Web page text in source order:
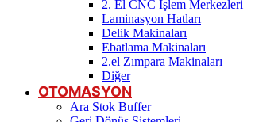
2. El CNC İşlem Merkezleri
Laminasyon Hatları
Delik Makinaları
Ebatlama Makinaları
2.el Zımpara Makinaları
Diğer
OTOMASYON
Ara Stok Buffer